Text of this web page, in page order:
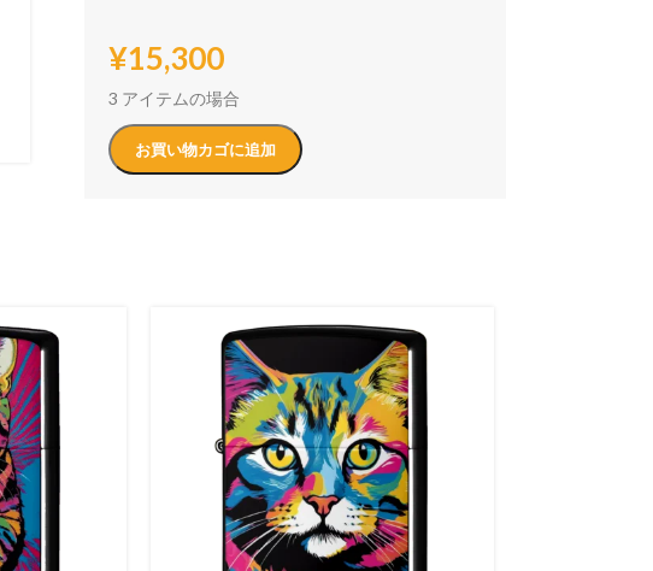
¥15,300
3 アイテムの場合
お買い物カゴに追加